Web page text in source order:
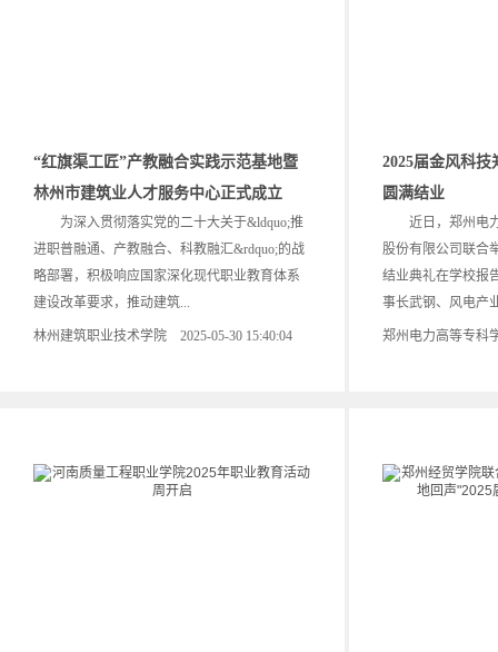
“红旗渠工匠”产教融合实践示范基地暨
林州市建筑业人才服务中心正式成立
为深入贯彻落实党的二十大关于&ldquo;推
进职普融通、产教融合、科教融汇&rdquo;的战
略部署，积极响应国家深化现代职业教育体系
建设改革要求，推动建筑...
林州建筑职业技术学院 2025-05-30 15:40:04
2025届金风科
圆满结业
近日，郑州电力
股份有限公司联合
结业典礼在学校报
事长武钢、风电产
郑州电力高等专科